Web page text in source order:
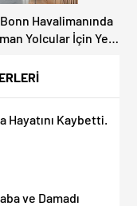
Kaybetti.
ve Damadı
Havalimanında
Yolcular İçin Yeni